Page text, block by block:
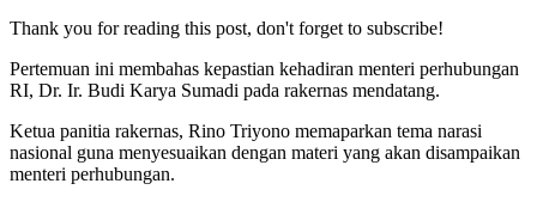
Thank you for reading this post, don't forget to subscribe!
Pertemuan ini membahas kepastian kehadiran menteri perhubungan
RI, Dr. Ir. Budi Karya Sumadi pada rakernas mendatang.
Ketua panitia rakernas, Rino Triyono memaparkan tema narasi
nasional guna menyesuaikan dengan materi yang akan disampaikan
menteri perhubungan.